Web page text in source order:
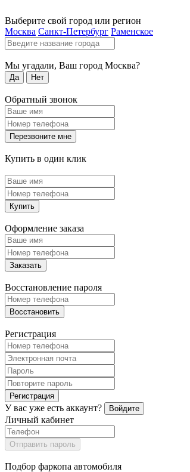
Выберите свой город или регион
Москва Санкт-Петербург Раменское
Мы угадали, Ваш город Москва?
Да Нет
Обратный звонок
Перезвоните мне
Купить в один клик
Купить
Оформление заказа
Заказать
Восстановление пароля
Восстановить
Регистрация
Регистрация
У вас уже есть аккаунт? Войдите
Личный кабинет
Отправить пароль
Подбор фаркопа автомобиля